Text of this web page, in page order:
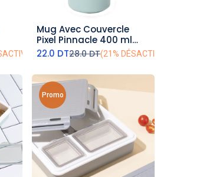
ajouter au panier
Mug Avec Couvercle
Pixel Pinnacle 400 ml
Vert
22.0 DT28.0DT(21% DÉSACTIVÉ)
Promo